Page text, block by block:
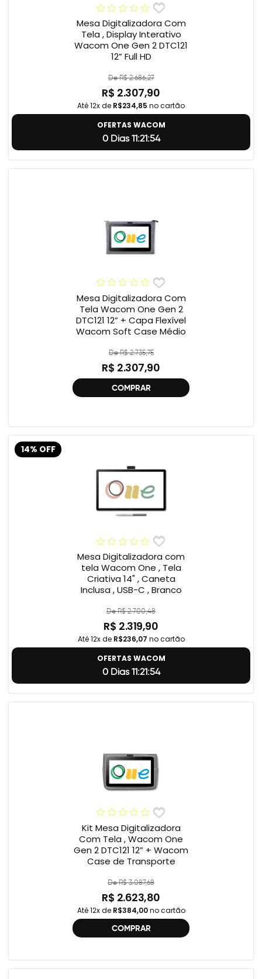
Mesa Digitalizadora Com
Tela , Display Interativo
Wacom One Gen 2 DTC121
12” Full HD
De R$ 2.686,27
R$ 2.307,90
Até 12x de R$234,85 no cartão
OFERTAS WACOM
0 Dias 11:21:54
Mesa Digitalizadora Com
Tela Wacom One Gen 2
DTC121 12” + Capa Flexível
Wacom Soft Case Médio
De R$ 2.735,75
R$ 2.307,90
COMPRAR
14% OFF
Mesa Digitalizadora com
tela Wacom One , Tela
Criativa 14" , Caneta
Inclusa , USB-C , Branco
De R$ 2.700,48
R$ 2.319,90
Até 12x de R$236,07 no cartão
OFERTAS WACOM
0 Dias 11:21:54
Kit Mesa Digitalizadora
Com Tela , Wacom One
Gen 2 DTC121 12” + Wacom
Case de Transporte
De R$ 3.087,68
R$ 2.623,80
Até 12x de R$384,00no cartão
COMPRAR